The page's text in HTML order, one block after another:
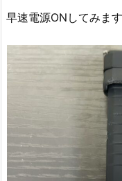
早速電源ONしてみます